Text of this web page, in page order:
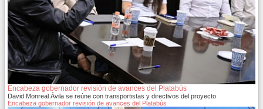
Encabeza gobernador revisión de avances del Platabús
David Monreal Ávila se reúne con transportistas y directivos del proyecto
Encabeza gobernador revisión de avances del Platabús